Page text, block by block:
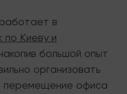
в
по Киеву и
большой опыт
организовать
перемещение офиса